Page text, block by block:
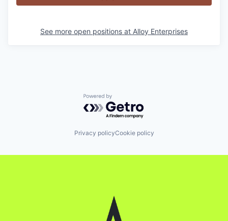
See more open positions at Alloy Enterprises
Powered by Getro.com
Privacy policyCookie policy